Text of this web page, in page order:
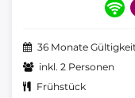
36 Monate
inkl. 2 Personen
Frühstück